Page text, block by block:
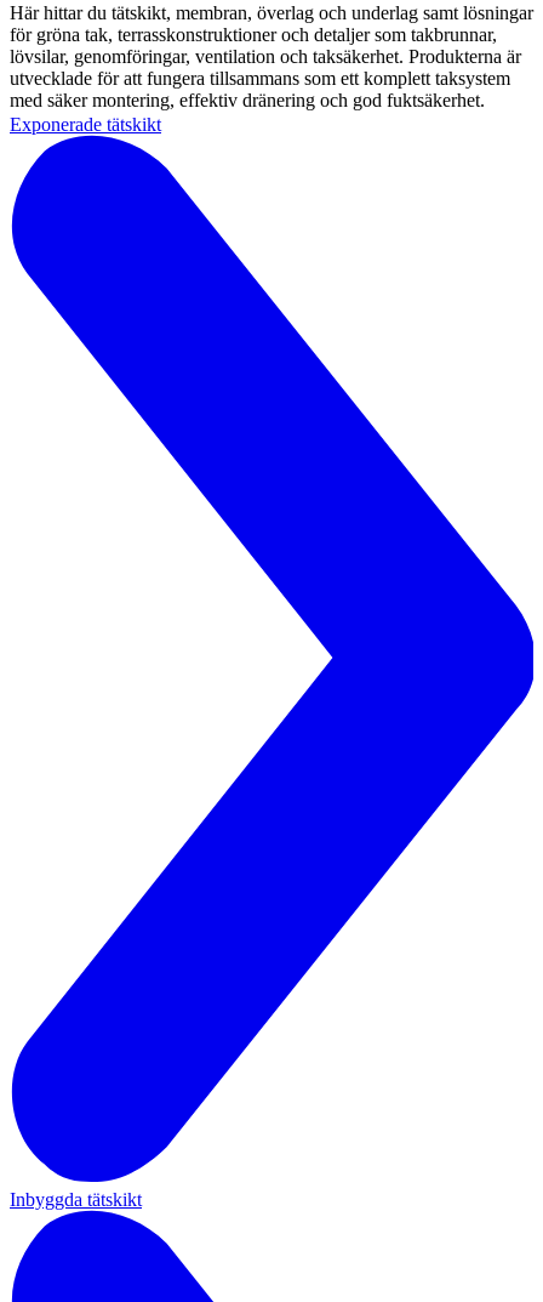
Här hittar du tätskikt, membran, överlag och underlag samt lösningar
för gröna tak, terrasskonstruktioner och detaljer som takbrunnar,
lövsilar, genomföringar, ventilation och taksäkerhet. Produkterna är
utvecklade för att fungera tillsammans som ett komplett taksystem
med säker montering, effektiv dränering och god fuktsäkerhet.
Exponerade tätskikt
Inbyggda tätskikt